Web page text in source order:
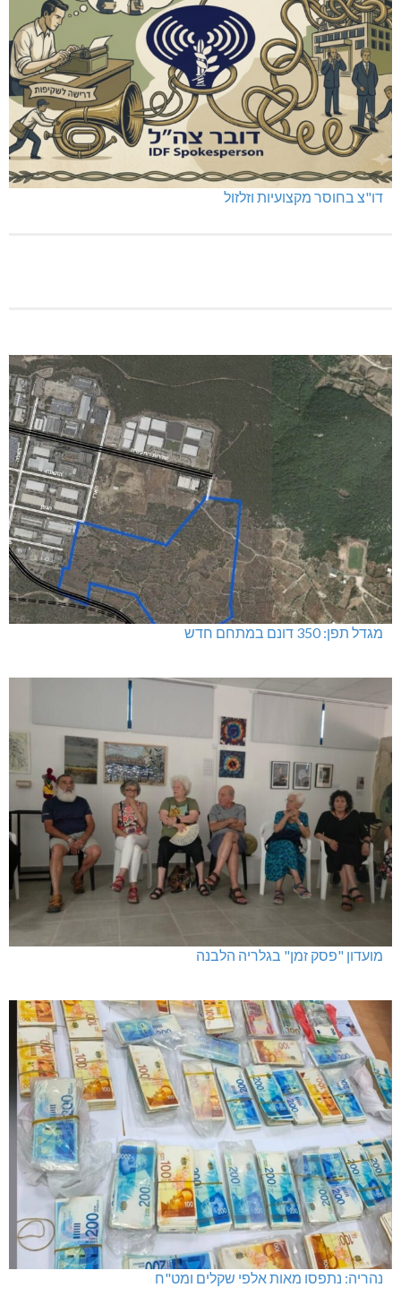
דו"צ בחוסר מקצועיות וזלזול
מגדל תפן: 350 דונם במתחם חדש
מועדון "פסק זמן" בגלריה הלבנה
נהריה: נתפסו מאות אלפי שקלים ומט"ח